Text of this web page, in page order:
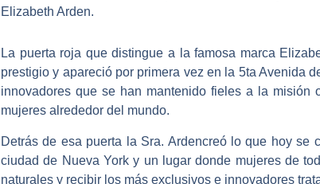
Elizabeth Arden.
La puerta roja que distingue a la famosa marca
prestigio y apareció por primera vez en la 5ta Avenida
innovadores que se han mantenido fieles a la
mujeres alrededor del mundo.
Detrás de esa puerta la Sra. Ardencreó lo que hoy
ciudad de Nueva York y un lugar donde mujeres de
naturales y recibir los más exclusivos e innovadores